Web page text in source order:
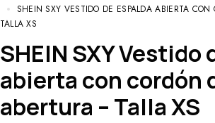
SHEIN SXY VESTIDO DE ESPALDA ABIERTA
TALLA XS
SHEIN SXY Vestido de espalda
abierta con cordón
abertura – Talla XS